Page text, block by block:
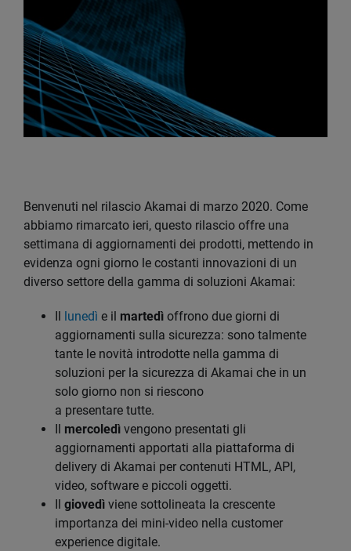
Benvenuti nel rilascio Akamai di marzo 2020. Come
abbiamo rimarcato ieri, questo rilascio offre una
settimana di aggiornamenti dei prodotti, mettendo in
evidenza ogni giorno le costanti innovazioni di un
diverso settore della gamma di soluzioni Akamai:
Il lunedì e il martedì offrono due giorni di
aggiornamenti sulla sicurezza: sono talmente
tante le novità introdotte nella gamma di
soluzioni per la sicurezza di Akamai che in un
solo giorno non si riescono
a presentare tutte.
Il mercoledì vengono presentati gli
aggiornamenti apportati alla piattaforma di
delivery di Akamai per contenuti HTML, API,
video, software e piccoli oggetti.
Il giovedì viene sottolineata la crescente
importanza dei mini-video nella customer
experience digitale.